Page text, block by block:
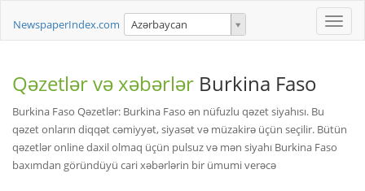
Toggle
NewspaperIndex.com Azərbaycan
Qəzetlər və xəbərlər Burkina Faso
Burkina Faso Qəzetlər: Burkina Faso ən nüfuzlu qəzet siyahısı. Bu
qəzet onların diqqət cəmiyyət, siyasət və müzakirə üçün seçilir. Bütün
qəzetlər online daxil olmaq üçün pulsuz və mən siyahı Burkina Faso
baxımdan göründüyü cari xəbərlərin bir ümumi verəcə